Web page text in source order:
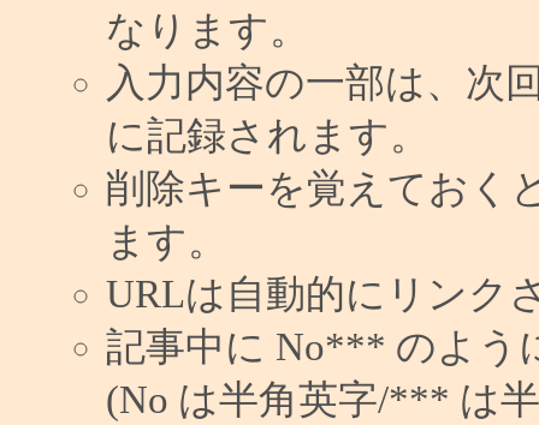
なります。
入力内容の一部は、次
に記録されます。
削除キーを覚えておく
ます。
URLは自動的にリンク
記事中に No*** のよう
(No は半角英字/*** は